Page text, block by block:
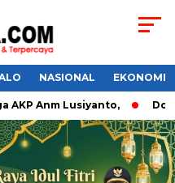
NASIONAL EKONOMI
Anm Lusiyanto, Do’a